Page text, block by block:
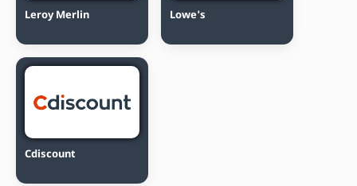
Leroy Merlin Lowe's
Cdiscount